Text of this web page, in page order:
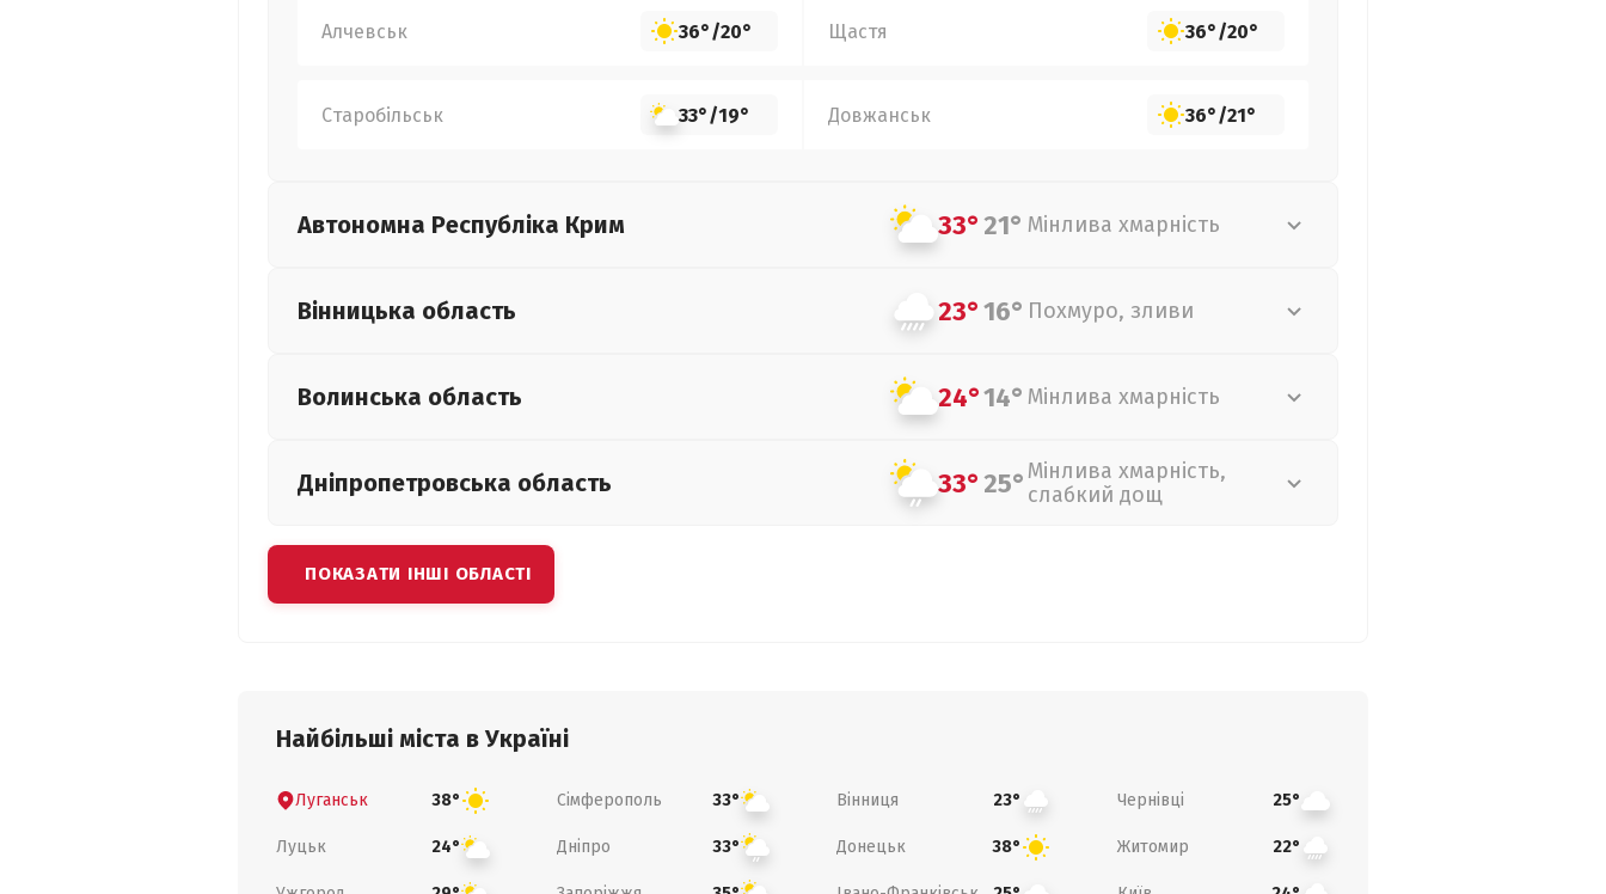
Алчевськ 36°/20° Щастя 36°/20°
Старобільськ 33°/19° Довжанськ 36°/21°
Автономна Республіка Крим 33°21° Мінлива хмарність
Вінницька область 23°16° Похмуро, зливи
Волинська область 24°14° Мінлива хмарність
Дніпропетровська область 33°25°Мінлива хмарність,
слабкий дощ
ПОКАЗАТИ ІНШІ ОБЛАСТІ
Найбільші міста в Україні
Луганськ 38° Сімферополь 33° Вінниця 23° Чернівці 25°
Луцьк 24° Дніпро 33° Донецьк 38° Житомир 22°